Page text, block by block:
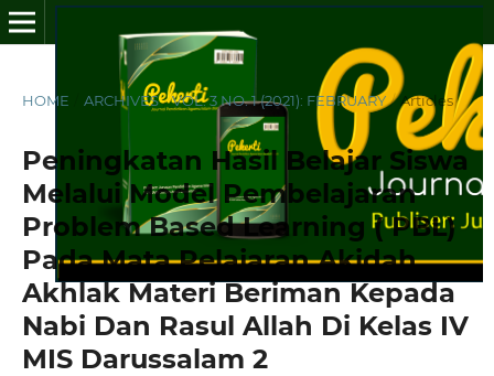
HOME ARCHIVES / VOL. 3 NO. 1 (2021): FEBRUARY / Articles
Peningkatan Hasil Belajar Siswa
Melalui Model Pembelajaran
Problem Based Learning ( PBL)
Pada Mata Pelajaran Akidah
Akhlak Materi Beriman Kepada
Nabi Dan Rasul Allah Di Kelas IV
MIS Darussalam 2